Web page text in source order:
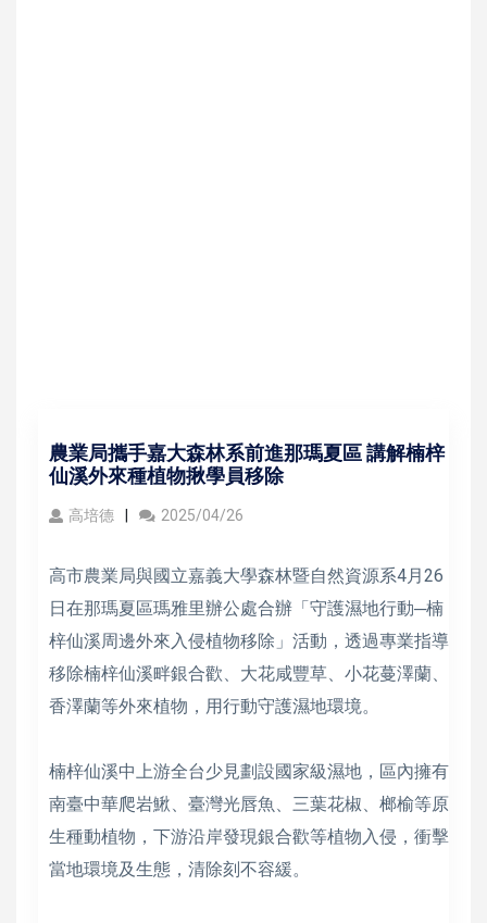
農業局攜手嘉大森林系前進那瑪夏區 講解楠梓
仙溪外來種植物揪學員移除
高培德 2025/04/26
高市農業局與國立嘉義大學森林暨自然資源系4月26
日在那瑪夏區瑪雅里辦公處合辦「守護濕地行動─楠
梓仙溪周邊外來入侵植物移除」活動，透過專業指導
移除楠梓仙溪畔銀合歡、大花咸豐草、小花蔓澤蘭、
香澤蘭等外來植物，用行動守護濕地環境。
楠梓仙溪中上游全台少見劃設國家級濕地，區內擁有
南臺中華爬岩鰍、臺灣光唇魚、三葉花椒、榔榆等原
生種動植物，下游沿岸發現銀合歡等植物入侵，衝擊
當地環境及生態，清除刻不容緩。